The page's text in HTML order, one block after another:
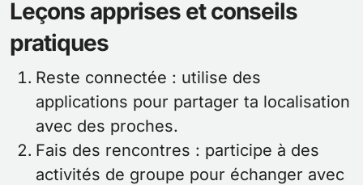
Leçons apprises et conseils
pratiques
Reste connectée : utilise des
applications pour partager ta localisation
avec des proches.
Fais des rencontres : participe à des
activités de groupe pour échanger avec